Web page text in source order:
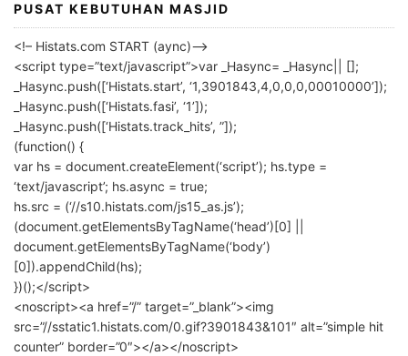
PUSAT KEBUTUHAN MASJID
<!– Histats.com START (aync)–>
<script type=”text/javascript”>var _Hasync= _Hasync|| [];
_Hasync.push([‘Histats.start’, ‘1,3901843,4,0,0,0,00010000’]);
_Hasync.push([‘Histats.fasi’, ‘1’]);
_Hasync.push([‘Histats.track_hits’, ”]);
(function() {
var hs = document.createElement(‘script’); hs.type =
‘text/javascript’; hs.async = true;
hs.src = (‘//s10.histats.com/js15_as.js’);
(document.getElementsByTagName(‘head’)[0] ||
document.getElementsByTagName(‘body’)
[0]).appendChild(hs);
})();</script>
<noscript><a href=”/” target=”_blank”><img
src=”//sstatic1.histats.com/0.gif?3901843&101″ alt=”simple hit
counter” border=”0″></a></noscript>